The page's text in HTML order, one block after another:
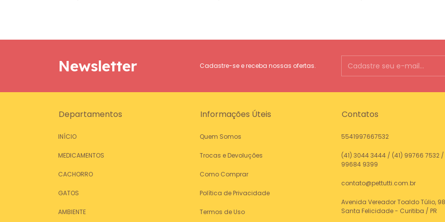
Newsletter Cadastre-se e receba nossas ofertas.
Departamentos
INÍCIO
MEDICAMENTOS
CACHORRO
GATOS
AMBIENTE
Informações Úteis
Quem Somos
Trocas e Devoluções
Como Comprar
Política de Privacidade
Termos de Uso
Contatos
5541997667532
(41) 3044 3444 / (41) 99766 7532 /
99684 9399
contato@pettutti.com.br
Avenida Vereador Toaldo Túlio,
Santa Felicidade - Curitiba / PR